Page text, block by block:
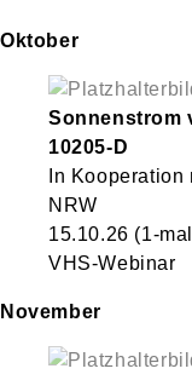
Oktober
Sonnenstrom
10205-D
In
NRW
15.10.26 (1-
VHS-Webinar
November